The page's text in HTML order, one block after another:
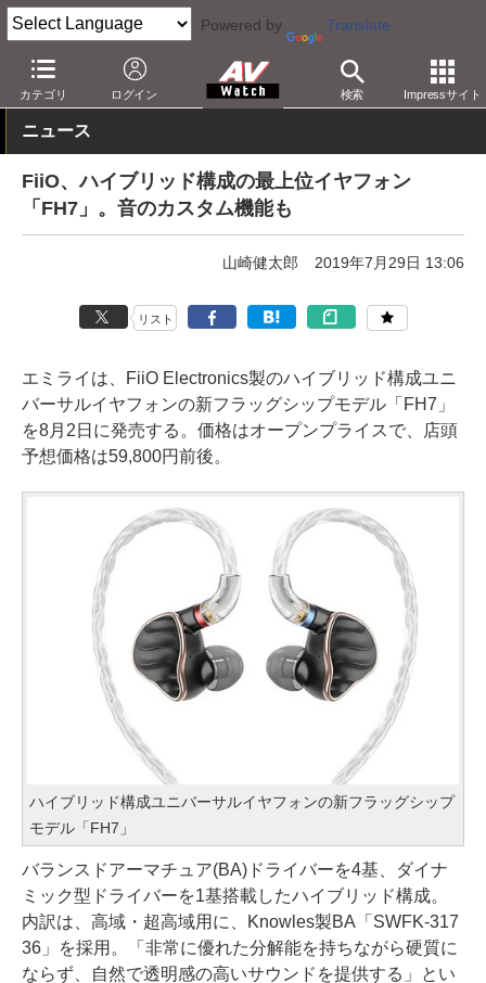
Powered by Translate
カテゴリ ログイン 検索 Impressサイト
AV Watch 製品 ヘッドフォン その他
ニュース
FiiO、ハイブリッド構成の最上位イヤフォン
「FH7」。音のカスタム機能も
山崎健太郎 2019年7月29日 13:06
リスト
エミライは、FiiO Electronics製のハイブリッド構成ユニ
バーサルイヤフォンの新フラッグシップモデル「FH7」
を8月2日に発売する。価格はオープンプライスで、店頭
予想価格は59,800円前後。
ハイブリッド構成ユニバーサルイヤフォンの新フラッグシップ
モデル「FH7」
バランスドアーマチュア(BA)ドライバーを4基、ダイナ
ミック型ドライバーを1基搭載したハイブリッド構成。
内訳は、高域・超高域用に、Knowles製BA「SWFK-317
36」を採用。「非常に優れた分解能を持ちながら硬質に
ならず、自然で透明感の高いサウンドを提供する」とい